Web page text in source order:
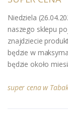
Niedziela
naszego sklepu
znajdziecie
będzie w
będzie około
super cena w